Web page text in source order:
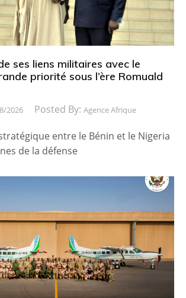
ses liens militaires avec le
priorité sous l’ère Romuald
2026 Posted By: Agence Afrique
entre le Bénin et le Nigeria
de la défense